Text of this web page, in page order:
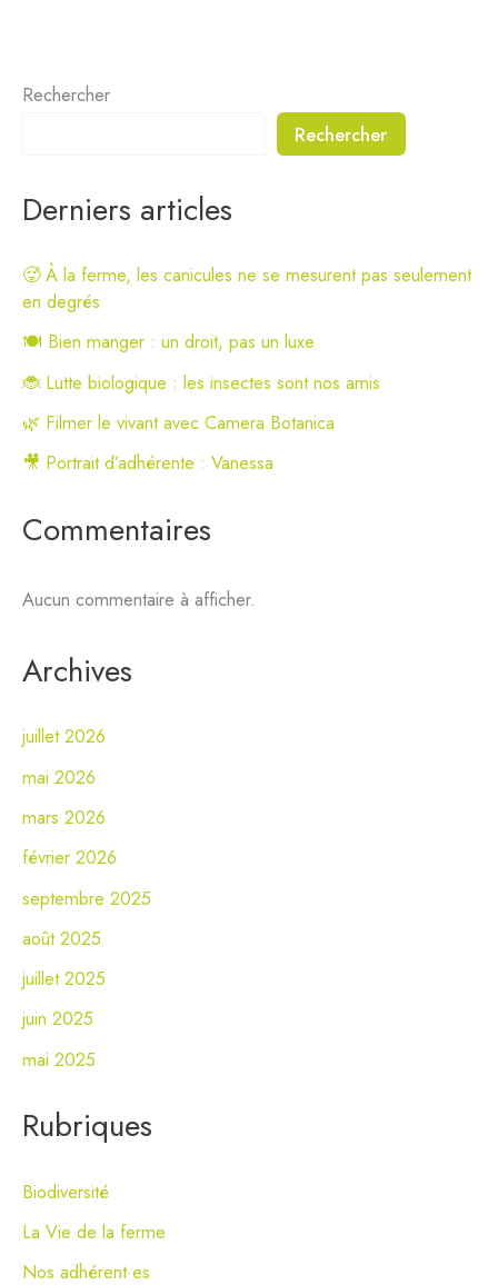
Rechercher
Rechercher
Derniers articles
🥵 À la ferme, les canicules ne se mesurent pas seulement
en degrés
🍽️ Bien manger : un droit, pas un luxe
🐞 Lutte biologique : les insectes sont nos amis
🌿 Filmer le vivant avec Camera Botanica
🎥 Portrait d’adhérente : Vanessa
Commentaires
Aucun commentaire à afficher.
Archives
juillet 2026
mai 2026
mars 2026
février 2026
septembre 2025
août 2025
juillet 2025
juin 2025
mai 2025
Rubriques
Biodiversité
La Vie de la ferme
Nos adhérent·es